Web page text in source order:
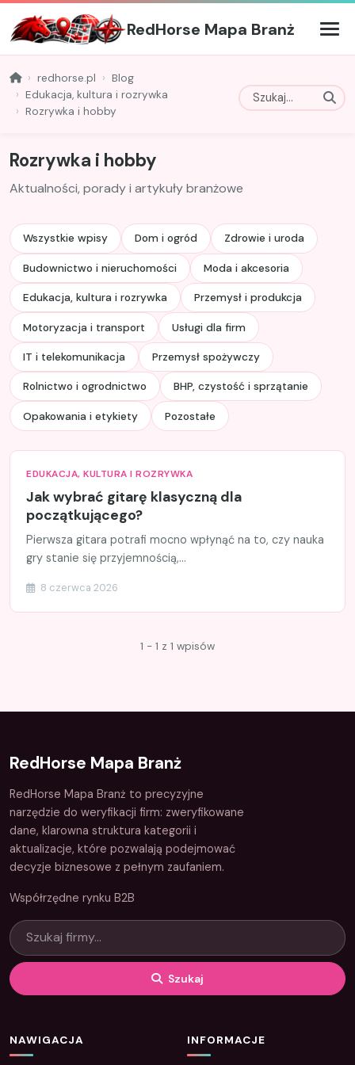
RedHorse Mapa Branż
redhorse.pl
Blog
Edukacja, kultura i rozrywka
Rozrywka i hobby
Rozrywka i hobby
Aktualności, porady i artykuły branżowe
Wszystkie wpisy Dom i ogród Zdrowie i uroda
Budownictwo i nieruchomości Moda i akcesoria
Edukacja, kultura i rozrywka Przemysł i produkcja
Motoryzacja i transport Usługi dla firm
IT i telekomunikacja Przemysł spożywczy
Rolnictwo i ogrodnictwo BHP, czystość i sprzątanie
Opakowania i etykiety Pozostałe
EDUKACJA, KULTURA I ROZRYWKA
Jak wybrać gitarę klasyczną dla
początkującego?
Pierwsza gitara potrafi mocno wpłynąć na to, czy nauka
gry stanie się przyjemnością,...
8 czerwca 2026
1 - 1 z 1 wpisów
RedHorse Mapa Branż
RedHorse Mapa Branż to precyzyjne
narzędzie do weryfikacji firm: zweryfikowane
dane, klarowna struktura kategorii i
aktualizacje, które pozwalają podejmować
decyzje biznesowe z pełnym zaufaniem.
Współrzędne rynku B2B
Szukaj
NAWIGACJA INFORMACJE